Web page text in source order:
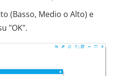
(Basso, Medio o Alto) e
"OK".